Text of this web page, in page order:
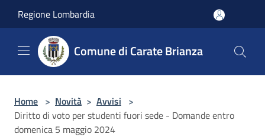
Regione Lombardia
Comune di Carate Brianza
Home > Novità > Avvisi >
Diritto di voto per studenti fuori sede - Domande entro
domenica 5 maggio 2024